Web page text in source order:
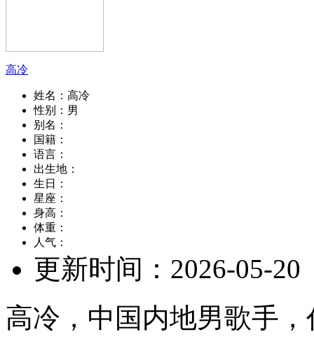
高冷
姓名： 高冷
性别： 男
别名：
国籍：
语言：
出生地：
生日：
星座：
身高：
体重：
人气：
更新时间： 2026-05-20
高冷，中国内地男歌手